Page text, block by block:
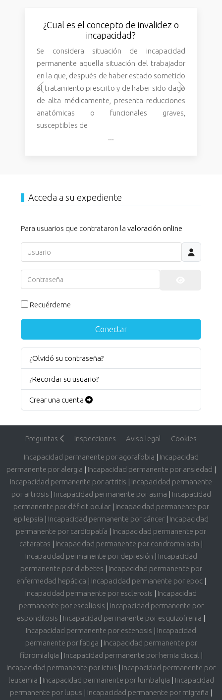
¿Cual es el concepto de invalidez o
incapacidad?
Se considera situación de incapacidad
permanente aquella situación del trabajador
en la que, después de haber estado sometido
al tratamiento prescrito y de haber sido dado
de alta médicamente, presenta reducciones
anatómicas o funcionales graves,
susceptibles de
...
Acceda a su expediente
Para usuarios que contrataron la valoración online
Usuario
Contraseña
Recuérdeme
Conectar
¿Olvidó su contraseña?
¿Recordar su usuario?
Crear una cuenta
Preguntas Inspecciones Aviso legal Cookies
Incapacidad permanente por agorafobia | Incapacidad
permanente por alergia | Incapacidad permanente por ansiedad |
Incapacidad permanente por artritis | Incapacidad permanente
por artrosis | Incapacidad permanente por asma | Incapacidad
permanente por déficit ocular| Incapacidad permanente por
epilepsia | Incapacidad permanente por cáncer| Incapacidad
permanente por cardiopatía | Incapacidad permanente por
cataratas | Incapacidad permanente por condromalacia |
Incapacidad permanente por depresión | Incapacidad
permanente por diabetes | Incapacidad permanente por
enfermedad hepática | Incapacidad permanente por epoc|
Incapacidad permanente por esclerosis | Incapacidad
permanente por escoliosis | Incapacidad permanente por
espondilosis | Incapacidad permanente por esquizofrenia |
Incapacidad permanente por estenosis | Incapacidad
permanente por fatiga | Incapacidad permanente por
fibromialgia | Incapacidad permanente por hernia discal |
Incapacidad permanente por ictus | Incapacidad permanente por
leucemia | Incapacidad permanente por lumbalgia | Incapacidad
permanente por lupus | Incapacidad permanente por migraña |